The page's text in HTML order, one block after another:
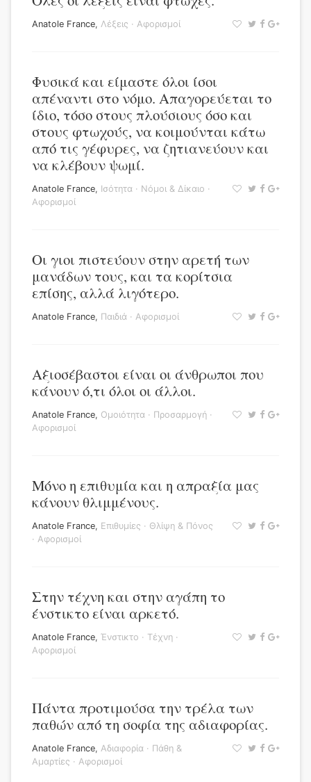
Anatole France, Λέξεις · Αφορισμοί
Φυσικά και είμαστε όλοι ίσοι
απέναντι στο νόμο. Απαγορεύεται το
ίδιο, τόσο στους πλούσιους όσο και
στους φτωχούς, να κοιμούνται κάτω
από τις γέφυρες, να ζητιανεύουν και
να κλέβουν ψωμί.
Anatole France, Ισότητα · Νόμοι & Δίκαιο ·
Αφορισμοί
Οι γιοι πιστεύουν στην αρετή των
μανάδων τους, και τα κορίτσια
επίσης, αλλά λιγότερο.
Anatole France, Παιδιά · Αφορισμοί
Αξιοσέβαστοι είναι οι άνθρωποι που
κάνουν ό,τι όλοι οι άλλοι.
Anatole France, Ομοιότητα · Προσαρμογή ·
Αφορισμοί
Μόνο η επιθυμία και η απραξία μας
κάνουν θλιμμένους.
Anatole France, Επιθυμίες · Θλίψη & Πόνος
· Αφορισμοί
Στην τέχνη και στην αγάπη το
ένστικτο είναι αρκετό.
Anatole France, Ένστικτο · Τέχνη ·
Αφορισμοί
Πάντα προτιμούσα την τρέλα των
παθών από τη σοφία της αδιαφορίας.
Anatole France, Αδιαφορία · Πάθη &
Αμαρτίες · Αφορισμοί